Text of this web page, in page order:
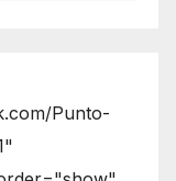
Punto-